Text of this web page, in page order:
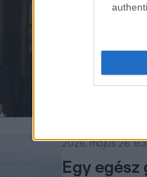
2026. június 3. 8:00
Először szólalt
élnek két
2026. május 26.
Egy